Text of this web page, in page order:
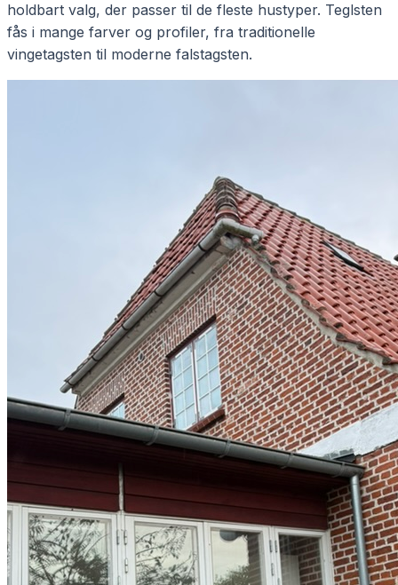
holdbart valg, der passer til de fleste hustyper. Teglsten
fås i mange farver og profiler, fra traditionelle
vingetagsten til moderne falstagsten.